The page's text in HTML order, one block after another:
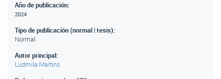
Año de publicación:
2024
Tipo de publicación (normal | tesis):
Normal
Autor principal:
Ludmila Martins